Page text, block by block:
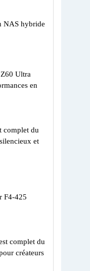
NAS hybride
Ultra
en
complet du
et
F4-425
complet du
créateurs